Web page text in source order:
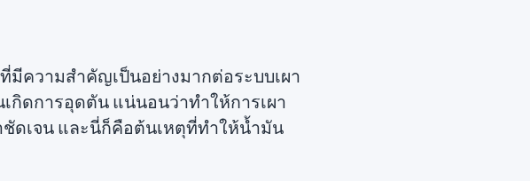
มีความสำคัญเป็นอย่างมากต่อระบบเผา
กิดการอุดตัน แน่นอนว่าทำให้การเผา
ชัดเจน และนี่ก็คือต้นเหตุที่ทำให้น้ำมัน